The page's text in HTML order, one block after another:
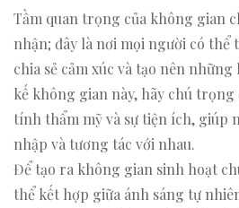
Tầm quan trọng của không gian
nhận; đây là nơi mọi người có thể
chia sẻ cảm xúc và tạo nên
kế không gian này, hãy chú trọng
tính thẩm mỹ và sự tiện ích, giúp
nhập và tương tác với nhau.
Để tạo ra không gian sinh hoạt
thể kết hợp giữa ánh sáng tự